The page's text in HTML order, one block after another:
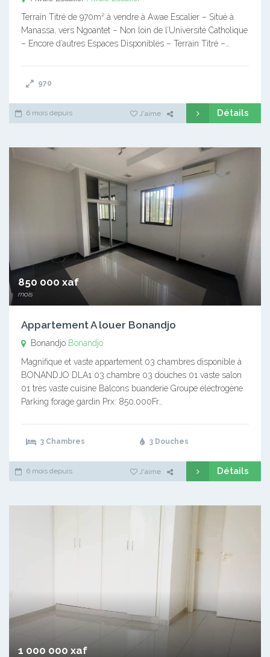
Terrain Titré de 970m² à vendre à Awae Escalier – Situé à
Manassa, vers Ngoantet – Non loin de l’Université Catholique
– Encore d’autres Espaces Disponibles – Terrain Titré –…
970
6 mois depuis J'aime Détails
850 000 xaf
mois
Appartement A louer Bonandjo
Bonandjo Bonandjo
Magnifique et vaste appartement 03 chambres disponible à
BONANDJO DLA1 03 chambre 03 douches 01 vaste salon
01 très vaste cuisine Balcons buanderie Groupe électrogène
Parking forage gardin Prx: 850.000Fr…
3 Chambres 3 Douches
6 mois depuis J'aime Détails
1 000 000 xaf